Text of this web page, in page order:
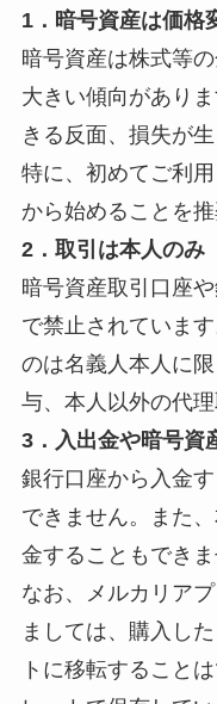
1．暗号資産は価格
暗号資産は株式等
大きい傾向があり
きる反面、損失が
特に、初めてご利
から始めることを推
2．取引は本人のみ
暗号資産取引口座
で禁止されていま
のは名義人本人に
与、本人以外の代
3．入出金や暗号資
銀行口座から入金
できません。また
金することもできま
なお、メルカリア
ましては、購入し
トに移転すること